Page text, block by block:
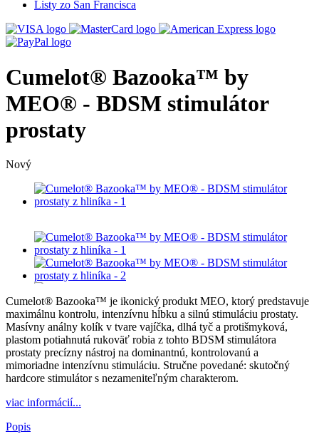
Listy zo San Francisca
Cumelot® Bazooka™ by
MEO® - BDSM stimulátor
prostaty
Nový
Cumelot® Bazooka™ je ikonický produkt MEO, ktorý predstavuje
maximálnu kontrolu, intenzívnu hĺbku a silnú stimuláciu prostaty.
Masívny análny kolík v tvare vajíčka, dlhá tyč a protišmyková,
plastom potiahnutá rukoväť robia z tohto BDSM stimulátora
prostaty precízny nástroj na dominantnú, kontrolovanú a
mimoriadne intenzívnu stimuláciu. Stručne povedané: skutočný
hardcore stimulátor s nezameniteľným charakterom.
viac informácií...
Popis